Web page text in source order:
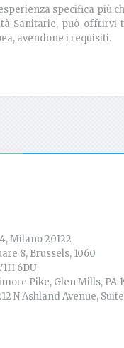
specifica più
Sanitarie, può
avendone i requisiti.
Milano 20122
8, Brussels, 1060
6DU
Pike, Glen Mills, PA
N Ashland Avenue,